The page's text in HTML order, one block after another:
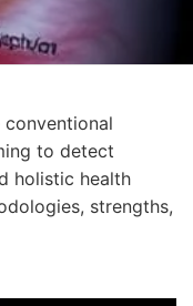
to detect
holistic health
strengths,